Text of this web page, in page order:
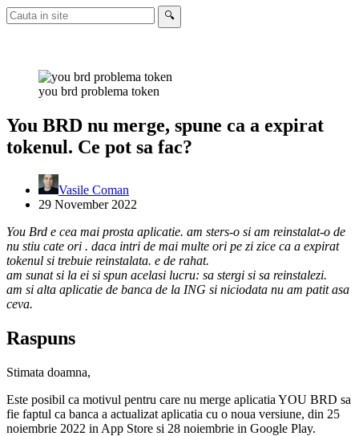
Cauta
in
🔍
you brd problema token
You BRD nu merge, spune ca a expirat
tokenul. Ce pot sa fac?
Vasile Coman
29 November 2022
You Brd e cea mai prosta aplicatie. am sters-o si am reinstalat-o de
nu stiu cate ori . daca intri de mai multe ori pe zi zice ca a expirat
tokenul si trebuie reinstalata. e de rahat.
am sunat si la ei si spun acelasi lucru: sa stergi si sa reinstalezi.
am si alta aplicatie de banca de la ING si niciodata nu am patit asa
ceva.
Raspuns
Stimata doamna,
Este posibil ca motivul pentru care nu merge aplicatia YOU BRD sa
fie faptul ca banca a actualizat aplicatia cu o noua versiune, din 25
noiembrie 2022 in App Store si 28 noiembrie in Google Play.